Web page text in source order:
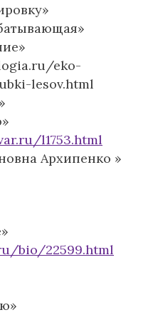
eko-
lesov.html
l1753.html
Архипенко »
bio/22599.html